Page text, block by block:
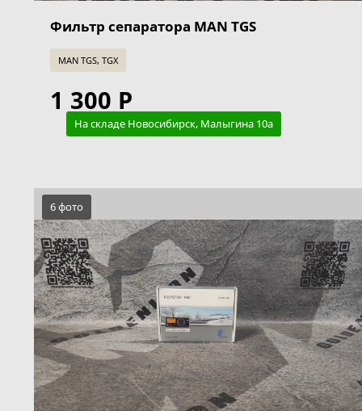
Фильтр сепаратора MAN TGS
MAN TGS, TGX
1 300 Р
На складе Новосибирск, Малыгина 10а
6 фото